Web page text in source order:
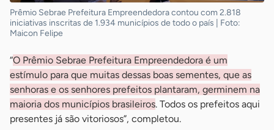
Prêmio Sebrae Prefeitura Empreendedora contou com 2.818
iniciativas inscritas de 1.934 municípios de todo o país | Foto:
Maicon Felipe
“O Prêmio Sebrae Prefeitura Empreendedora é um
estímulo para que muitas dessas boas sementes, que as
senhoras e os senhores prefeitos plantaram, germinem na
maioria dos municípios brasileiros. Todos os prefeitos aqui
presentes já são vitoriosos”, completou.